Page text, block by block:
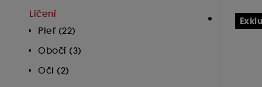
Líčení
Pleť (22)
Obočí (3)
Oči (2)